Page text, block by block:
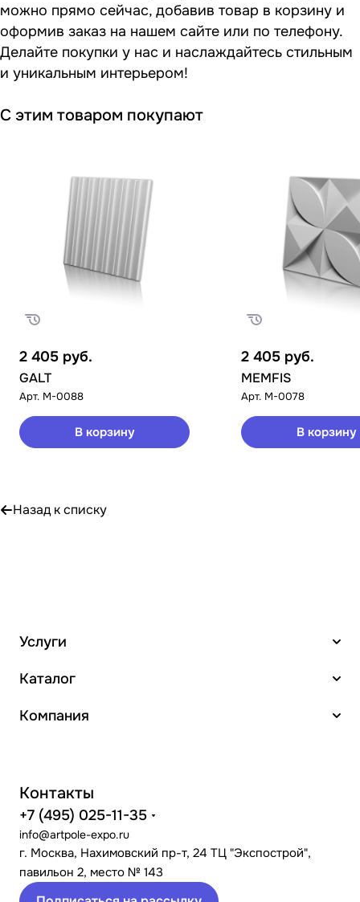
можно прямо сейчас, добавив товар в корзину и
оформив заказ на нашем сайте или по телефону.
Делайте покупки у нас и наслаждайтесь стильным
и уникальным интерьером!
С этим товаром покупают
2 405 руб.
GALT
Арт. M-0088
В корзину
2 405 руб.
MEMFIS
Арт. M-0078
В корзину
Назад к списку
Услуги
Каталог
Компания
Контакты
+7 (495) 025-11-35
info@artpole-expo.ru
г. Москва, Нахимовский пр-т, 24 ТЦ "Экспострой",
павильон 2, место № 143